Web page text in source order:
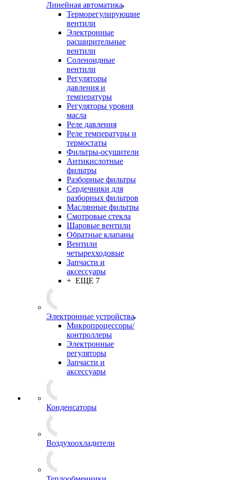
Линейная автоматика
Терморегулирующие
вентили
Электронные
расширительные
вентили
Соленоидные
вентили
Регуляторы
давления и
температуры
Регуляторы уровня
масла
Реле давления
Реле температуры и
термостаты
Фильтры-осушители
Антикислотные
фильтры
Разборные фильтры
Сердечники для
разборных фильтров
Маслянные фильтры
Смотровые стекла
Шаровые вентили
Обратные клапаны
Вентили
четырехходовые
Запчасти и
аксессуары
+ ЕЩЕ 7
Электронные устройства
Микропроцессоры/
контроллеры
Электронные
регуляторы
Запчасти и
аксессуары
Конденсаторы
Воздухоохладители